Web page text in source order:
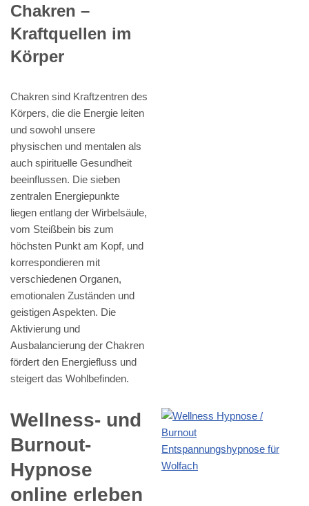
Chakren –
Kraftquellen im
Körper
Chakren sind Kraftzentren des
Körpers, die die Energie leiten
und sowohl unsere
physischen und mentalen als
auch spirituelle Gesundheit
beeinflussen. Die sieben
zentralen Energiepunkte
liegen entlang der Wirbelsäule,
vom Steißbein bis zum
höchsten Punkt am Kopf, und
korrespondieren mit
verschiedenen Organen,
emotionalen Zuständen und
geistigen Aspekten. Die
Aktivierung und
Ausbalancierung der Chakren
fördert den Energiefluss und
steigert das Wohlbefinden.
Wellness- und
Burnout-
Hypnose
online erleben